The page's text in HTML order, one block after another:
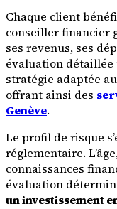
Chaque client
conseiller financier
ses revenus, ses
évaluation détaillée
stratégie adaptée
offrant ainsi des
Genève.
Le profil de risque
réglementaire.
connaissances
évaluation
un investissement